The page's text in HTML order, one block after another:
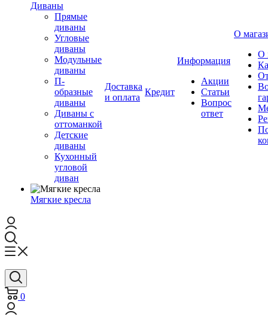
Диваны
Прямые
диваны
Угловые
диваны
Модульные
диваны
П-
образные
диваны
Диваны с
оттоманкой
Детские
диваны
Кухонный
угловой
диван
Мягкие кресла
Доставка
и оплата
Кредит
Информация
Акции
Статьи
Вопрос
ответ
О
О
0